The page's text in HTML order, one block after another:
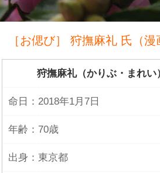
［お偲び］ 狩撫麻礼 氏（漫
狩撫麻礼（かりぶ・まれい
命日： 2018年1月7日
年齢： 70歳
出身： 東京都